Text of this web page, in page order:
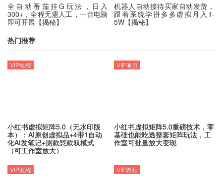
全自动番茄挂G玩法，日入
300+，全程无需人工，一台电脑
即可开展【揭秘】
机器人自动接待买家自动发货，
跟着系统学拼多多虚拟月入1-
5W【揭秘】
热门推荐
小红书虚拟矩阵5.0（无水印版
本）：AI原创虚拟品+4带1自动
化AI发笔记+测款怼款双模式
（可工作室放大）
VIP教程
小红书虚拟矩阵5.0重磅技术，零
基础也能吃透整套矩阵玩法，工
作室可批量放大变现
VIP项目
VIP教程 VIP教程